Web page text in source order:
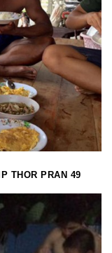
THOR PRAN 49